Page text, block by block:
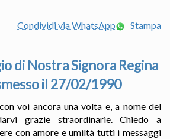
Condividi via WhatsApp
Stampa
di Nostra Signora Regina
il 27/02/1990
voi ancora una volta e, a nome del
grazie straordinarie. Chiedo a
con amore e umiltà tutti i messaggi